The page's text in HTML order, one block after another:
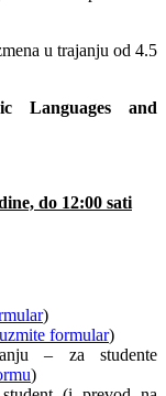
u trajanju od 4.5
Languages and
do 12:00 sati
)
formular)
– za studente
)